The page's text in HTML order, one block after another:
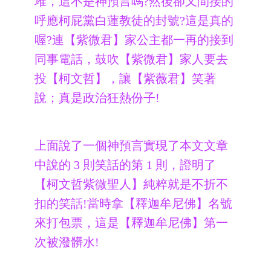
呼應柯屁黨白蓮教徒的封號?這是真的
喔?連【紫微君】家公主都一再的接到
同事電話，鼓吹【紫微君】家人要去
投【柯文哲】，讓【紫薇君】笑著
說；真是政治狂熱份子!
上面說了一個神預言實現了本文文章
中說的 3 則笑話的第 1 則，證明了
【柯文哲紫微聖人】純粹就是不折不
扣的笑話!當時拿【釋迦牟尼佛】名號
來打包票，這是【釋迦牟尼佛】第一
次被潑髒水!